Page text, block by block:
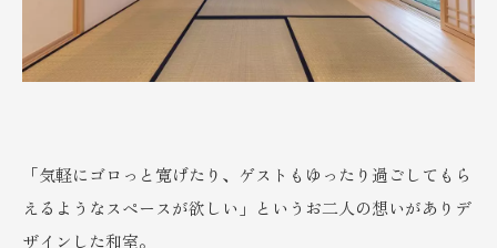
「気軽にゴロっと寛げたり、ゲストもゆったり過ごしてもら
えるようなスペースが欲しい」というお二人の想いがありデ
ザインした和室。